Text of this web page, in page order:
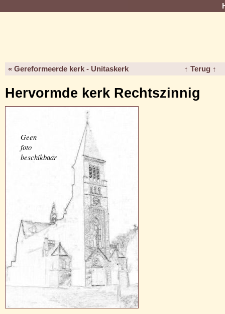
« Gereformeerde kerk - Unitaskerk ↑ Terug ↑
Hervormde kerk Rechtszinnig
Geen
foto
beschikbaar